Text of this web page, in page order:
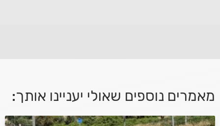
מאמרים נוספים שאולי יעניינו אותך: